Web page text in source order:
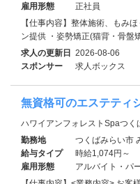
雇用形態
正社員
【仕事内容】整体施術、もみ
ン提供 ・姿勢矯正(猫背・骨盤
求人の更新日 2026-08-06
スポンサー
求人ボックス
無資格可のエステティ
ハワイアンフォレストSpaつく
勤務地
つくばみらい市
給与タイプ
時給1,074円～
雇用形態
アルバイト・パ